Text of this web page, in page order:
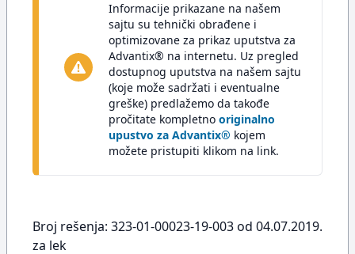
Informacije prikazane na našem
sajtu su tehnički obrađene i
optimizovane za prikaz uputstva za
Advantix® na internetu. Uz pregled
dostupnog uputstva na našem sajtu
(koje može sadržati i eventualne
greške) predlažemo da takođe
pročitate kompletno originalno
upustvo za Advantix® kojem
možete pristupiti klikom na link.
Broj rešenja: 323-01-00023-19-003 od 04.07.2019.
za lek